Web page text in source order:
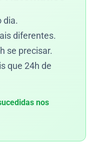
dia.
diferentes.
se precisar.
que 24h de
nos